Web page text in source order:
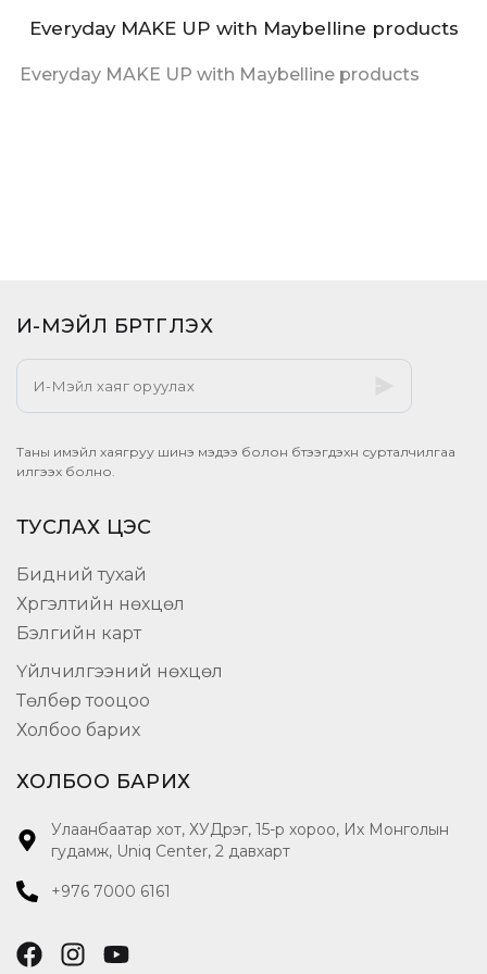
Everyday MAKE UP with Maybelline products
Everyday MAKE UP with Maybelline products
И-МЭЙЛ БҮРТГҮҮЛЭХ​
Таны имэйл хаягруу шинэ мэдээ болон бүтээгдэхүүн сурталчилгаа
илгээх болно.
ТУСЛАХ ЦЭС
Бидний тухай
Хүргэлтийн нөхцөл
Бэлгийн карт
Үйлчилгээний нөхцөл
Төлбөр тооцоо
Холбоо барих
ХОЛБОО БАРИХ
Улаанбаатар хот, ХУДүүрэг, 15-р хороо, Их Монголын
гудамж, Uniq Center, 2 давхарт
+976 7000 6161